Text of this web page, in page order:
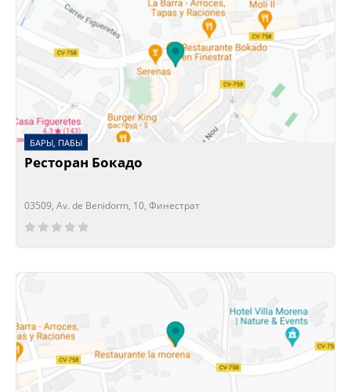
БАРЫ, ПАБЫ
Ресторан Бокадо
03509, Av. de Benidorm, 10, Финестрат
Сейчас открыто!
Сейчас закрыто!